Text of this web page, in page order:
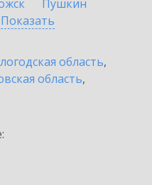
Пушкин
Показать
область,
область,